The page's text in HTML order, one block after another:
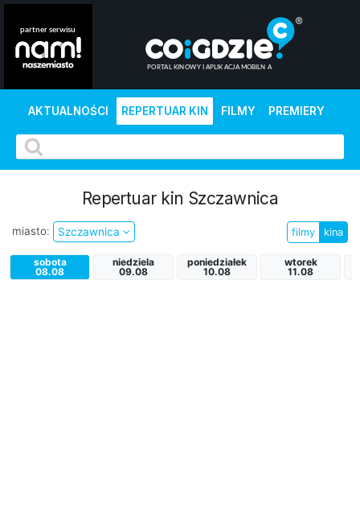
AKTUALNOŚCI REPERTUAR KIN FILMY PREMIERY
Repertuar kin Szczawnica
miasto: Szczawnica filmy kina
sobota
08.08
niedziela
09.08
poniedziałek
10.08
wtorek
11.08